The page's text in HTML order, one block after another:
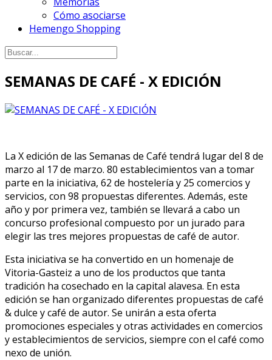
Cómo asociarse
Hemengo Shopping
SEMANAS DE CAFÉ - X EDICIÓN
La X edición de las Semanas de Café tendrá lugar del 8 de
marzo al 17 de marzo. 80 establecimientos van a tomar
parte en la iniciativa, 62 de hostelería y 25 comercios y
servicios, con 98 propuestas diferentes. Además, este
año y por primera vez, también se llevará a cabo un
concurso profesional compuesto por un jurado para
elegir las tres mejores propuestas de café de autor.
Esta iniciativa se ha convertido en un homenaje de
Vitoria-Gasteiz a uno de los productos que tanta
tradición ha cosechado en la capital alavesa. En esta
edición se han organizado diferentes propuestas de café
& dulce y café de autor. Se unirán a esta oferta
promociones especiales y otras actividades en comercios
y establecimientos de servicios, siempre con el café como
nexo de unión.